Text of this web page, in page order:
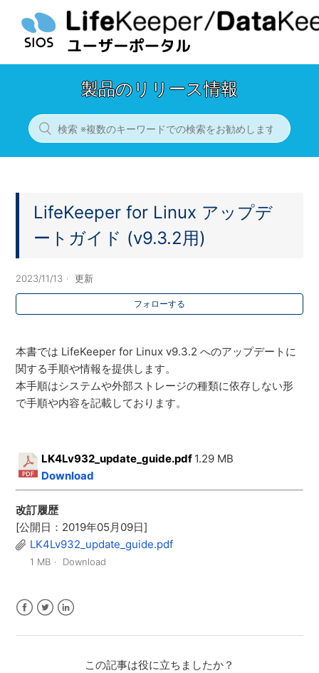
製品のリリース情報
LifeKeeper for Linux アップデ
ートガイド (v9.3.2用)
2023/11/13 更新
フォローする
本書では LifeKeeper for Linux v9.3.2 へのアップデートに
関する手順や情報を提供します。
本手順はシステムや外部ストレージの種類に依存しない形
で手順や内容を記載しております。
LK4Lv932_update_guide.pdf 1.29 MB
Download
改訂履歴
[公開日：2019年05月09日]
LK4Lv932_update_guide.pdf
1 MB Download
この記事は役に立ちましたか？